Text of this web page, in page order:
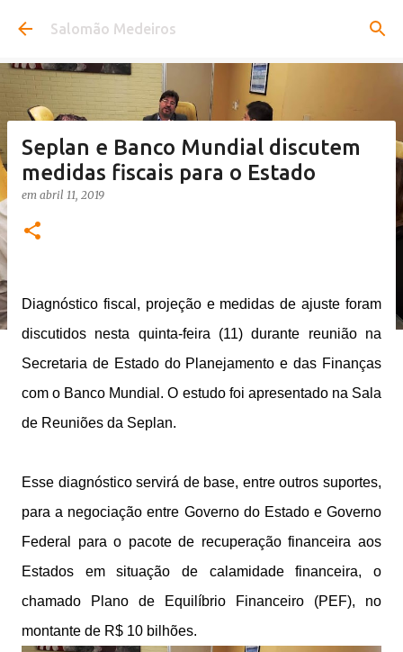
Pular para o conteúdo principal
Salomão Medeiros
Seplan e Banco Mundial discutem
medidas fiscais para o Estado
em abril 11, 2019
Diagnóstico fiscal, projeção e medidas de ajuste foram
discutidos nesta quinta-feira (11) durante reunião na
Secretaria de Estado do Planejamento e das Finanças
com o Banco Mundial. O estudo foi apresentado na Sala
de Reuniões da Seplan.
Esse diagnóstico servirá de base, entre outros suportes,
para a negociação entre Governo do Estado e Governo
Federal para o pacote de recuperação financeira aos
Estados em situação de calamidade financeira, o
chamado Plano de Equilíbrio Financeiro (PEF), no
montante de R$ 10 bilhões.